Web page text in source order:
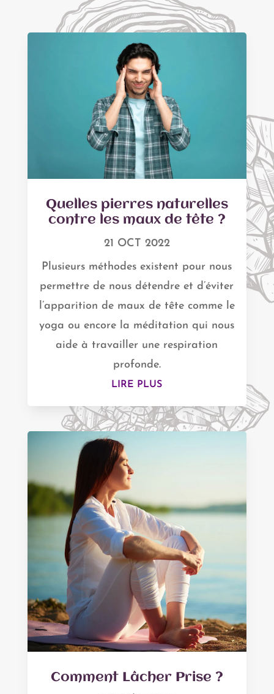
Quelles pierres naturelles
contre les maux de tête ?
21 OCT 2022
Plusieurs méthodes existent pour nous
permettre de nous détendre et d’éviter
l’apparition de maux de tête comme le
yoga ou encore la méditation qui nous
aide à travailler une respiration
profonde.
LIRE PLUS
Comment Lâcher Prise ?